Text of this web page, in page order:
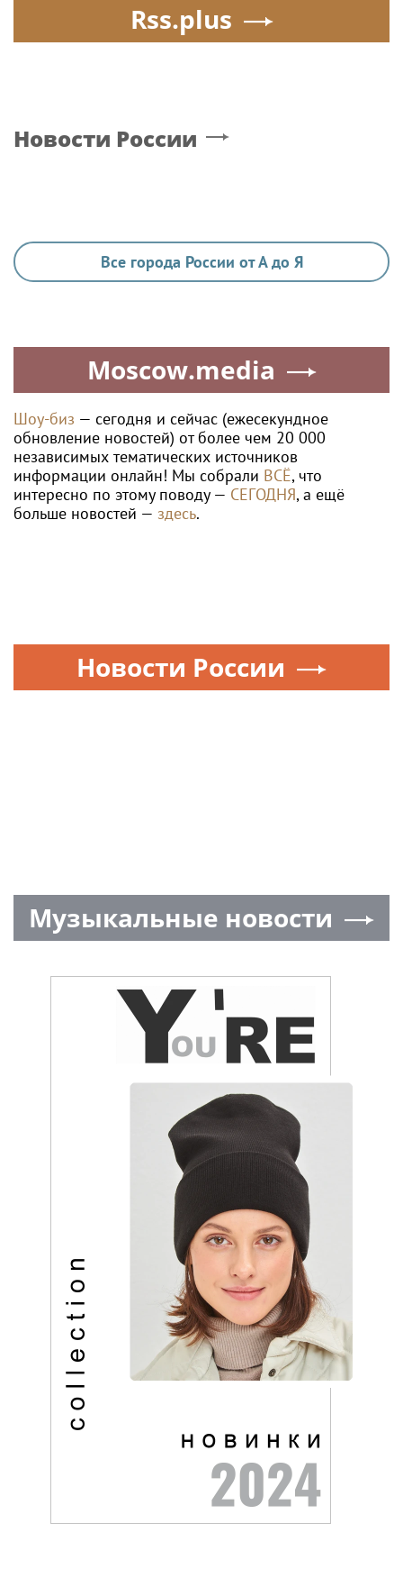
Rss.plus
Новости России
Все города России от А до Я
Moscow.media
Шоу-биз — сегодня и сейчас (ежесекундное
обновление новостей) от более чем 20 000
независимых тематических источников
информации онлайн! Мы собрали ВСЁ, что
интересно по этому поводу — СЕГОДНЯ, а ещё
больше новостей — здесь.
Новости России
Музыкальные новости